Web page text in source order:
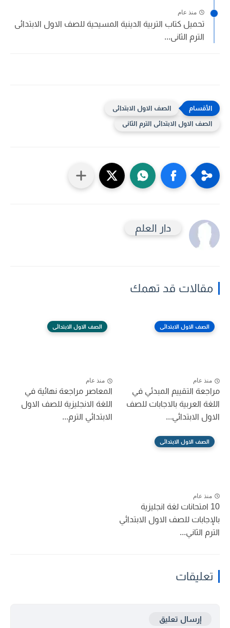
منذ عام
تحميل كتاب التربية الدينية المسيحية للصف الاول الابتدائى
الترم الثانى...
الصف الاول الابتدائى
الصف الاول الابتدائى الترم الثانى
دار العلم
مقالات قد تهمك
الصف الاول الابتدائى
منذ عام
مراجعة التقييم المبدئي في
اللغة العربية بالاجابات للصف
الاول الابتدائي...
الصف الاول الابتدائى
منذ عام
المعاصر مراجعة نهائية في
اللغة الانجليزية للصف الاول
الابتدائي الترم...
الصف الاول الابتدائى
منذ عام
10 امتحانات لغة انجليزية
بالإجابات للصف الاول الابتدائي
الترم الثاني...
تعليقات
إرسال تعليق